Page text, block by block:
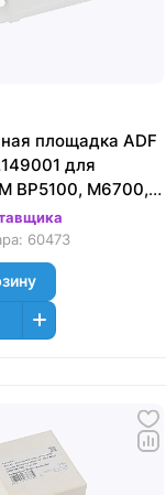
площадка ADF
для
BP5100, M6700,
M7200,
CET361091
60473